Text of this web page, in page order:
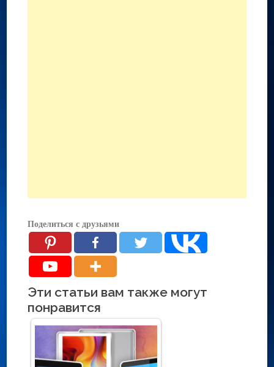
Поделиться с друзьями
Эти статьи вам также могут
понравится